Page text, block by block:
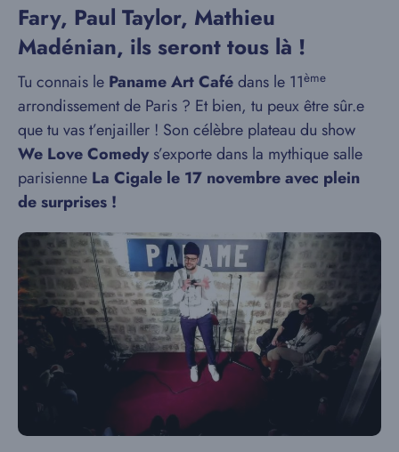
Fary, Paul Taylor, Mathieu
Madénian, ils seront tous là !
Tu connais le Paname Art Cafédans le 11ème
arrondissement de Paris ? Et bien, tu peux être sûr.e
que tu vas t’enjailler ! Son célèbre plateau du show
We Love Comedy s’exporte dans la mythique salle
parisienne La Cigale le 17 novembre avec plein
de surprises !